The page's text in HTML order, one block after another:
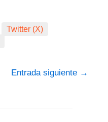
Twitter (X)
Entrada siguiente →